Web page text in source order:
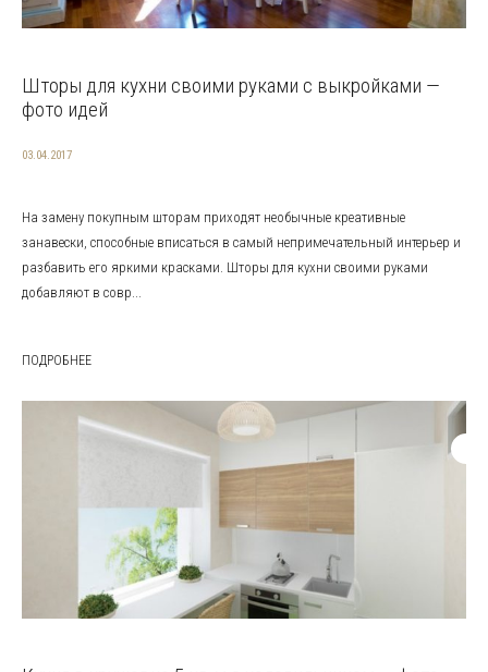
Шторы для кухни своими руками с выкройками —
фото идей
03.04.2017
На замену покупным шторам приходят необычные креативные
занавески, способные вписаться в самый непримечательный интерьер и
разбавить его яркими красками. Шторы для кухни своими руками
добавляют в совр...
ПОДРОБНЕЕ